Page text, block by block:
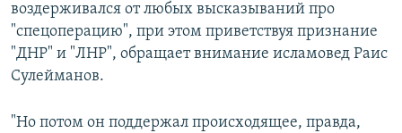
воздерживался от любых высказываний про
"спецоперацию", при этом приветствуя признание
"ДНР" и "ЛНР", обращает внимание исламовед Раис
Сулейманов.
"Но потом он поддержал происходящее, правда,